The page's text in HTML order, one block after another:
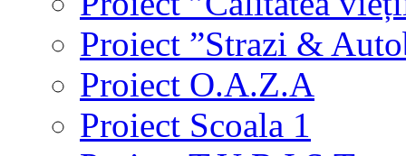
Proiect ”Strazi &
Proiect O.A.Z.A
Proiect Scoala 1